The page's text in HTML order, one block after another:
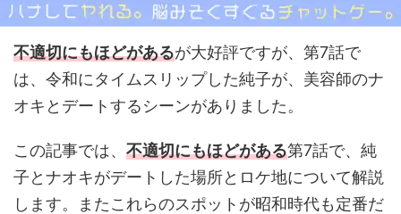
不適切にもほどがあるが大好評ですが、第7話で
は、令和にタイムスリップした純子が、美容師のナ
オキとデートするシーンがありました。
この記事では、 不適切にもほどがある第7話で、純
子とナオキがデートした場所とロケ地について解説
します。またこれらのスポットが昭和時代も定番だ